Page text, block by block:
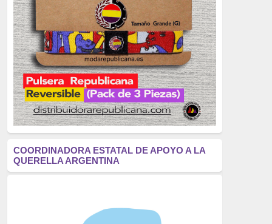
borbones
(2176)
Cultura
(2163)
Guerra
(1674)
genocidio
(1234)
mujer
(1070)
Eventos
(914)
Crímenes del franquismo
(721)
COORDINADORA ESTATAL DE APOYO A LA
QUERELLA ARGENTINA